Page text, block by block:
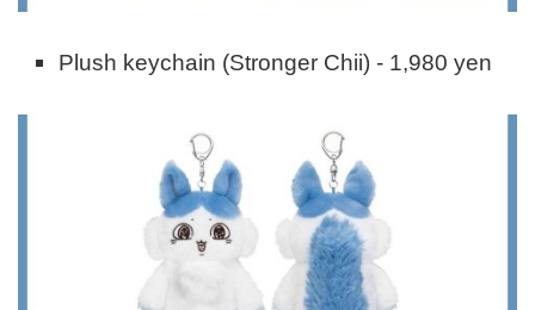
Plush keychain (Stronger Chii) - 1,980 yen